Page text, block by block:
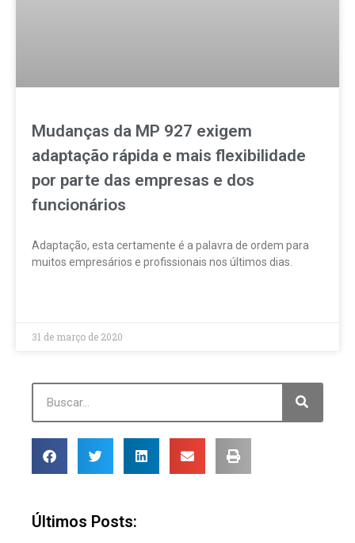
Mudanças da MP 927 exigem
adaptação rápida e mais flexibilidade
por parte das empresas e dos
funcionários
Adaptação, esta certamente é a palavra de ordem para
muitos empresários e profissionais nos últimos dias.
31 de março de 2020
Últimos Posts: